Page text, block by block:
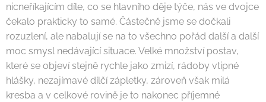
nicneříkajícím díle, co se hlavního děje týče, nás ve dvojce
čekalo prakticky to samé. Částečně jsme se dočkali
rozuzlení, ale nabalují se na to všechno pořád další a další
moc smysl nedávající situace. Velké množství postav,
které se objeví stejně rychle jako zmizí, rádoby vtipné
hlášky, nezajímavé dílčí zápletky, zároveň však milá
kresba a v celkové rovině je to nakonec příjemné